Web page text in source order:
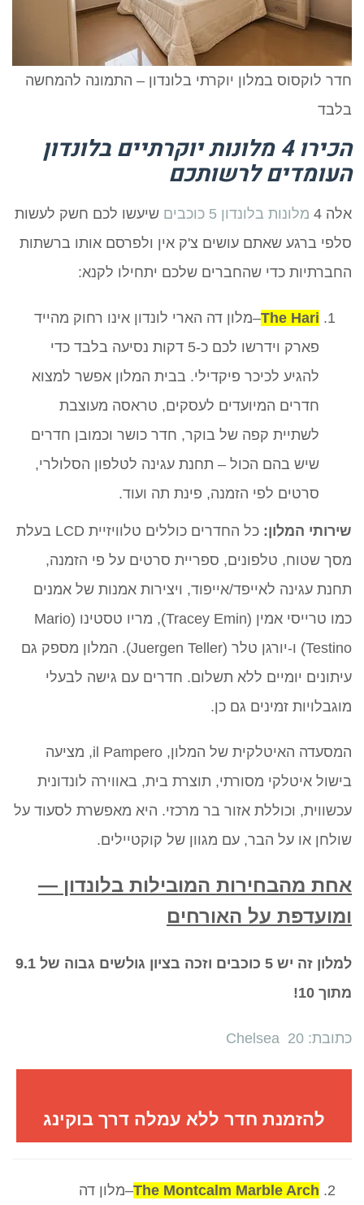
חדר לוקסוס במלון יוקרתי בלונדון – התמונה להמחשה
בלבד
הכירו 4 מלונות יוקרתיים בלונדון
העומדים לרשותכם
אלה 4 מלונות בלונדון 5 כוכבים
שיעשו לכם חשק לעשות
סלפי ברגע שאתם עושים צ'ק אין ולפרסם אותו ברשתות
החברתיות כדי שהחברים שלכם יתחילו לקנא:
The Hari–מלון דה הארי לונדון אינו רחוק מהייד
פארק וידרשו לכם כ-5 דקות נסיעה בלבד כדי
להגיע לכיכר פיקדילי. בבית המלון אפשר למצוא
חדרים המיועדים לעסקים, טראסה מעוצבת
לשתיית קפה של בוקר, חדר כושר וכמובן חדרים
שיש בהם הכול – תחנת עגינה לטלפון הסלולרי,
סרטים לפי הזמנה, פינת תה ועוד.
שירותי המלון:
כל החדרים כוללים טלוויזיית LCD בעלת
מסך שטוח, טלפונים, ספריית סרטים על פי הזמנה,
תחנת עגינה לאייפד/אייפוד, ויצירות אמנות של אמנים
כמו טרייסי אמין (Tracey Emin), מריו טסטינו (Mario
Testino) ו-יורגן טלר (Juergen Teller). המלון מספק גם
עיתונים יומיים ללא תשלום. חדרים עם גישה לבעלי
מוגבלויות זמינים גם כן.
המסעדה האיטלקית של המלון, il Pampero, מציעה
בישול איטלקי מסורתי, תוצרת בית, באווירה לונדונית
עכשווית, וכוללת אזור בר מרכזי. היא מאפשרת לסעוד על
שולחן או על הבר, עם מגוון של קוקטיילים.
אחת מהבחירות המובילות בלונדון —
ומועדפת על האורחים
למלון זה יש 5 כוכבים וזכה בציון גולשים גבוה של 9.1
מתוך 10!
כתובת: 20 Chelsea
להזמנת חדר ללא עמלה דרך בוקינג
The Montcalm Marble Arch–מלון דה